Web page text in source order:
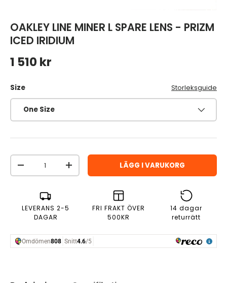
OAKLEY LINE MINER L SPARE LENS - PRIZM
ICED IRIDIUM
Ordinarie pris
1 510 kr
Size Storleksguide
One Size
Antal
MINSKA ANTALÖKA ANTAL LÄGG I VARUKORG
LEVERANS 2-5
DAGAR
FRI FRAKT ÖVER
500KR
14 dagar
returrätt